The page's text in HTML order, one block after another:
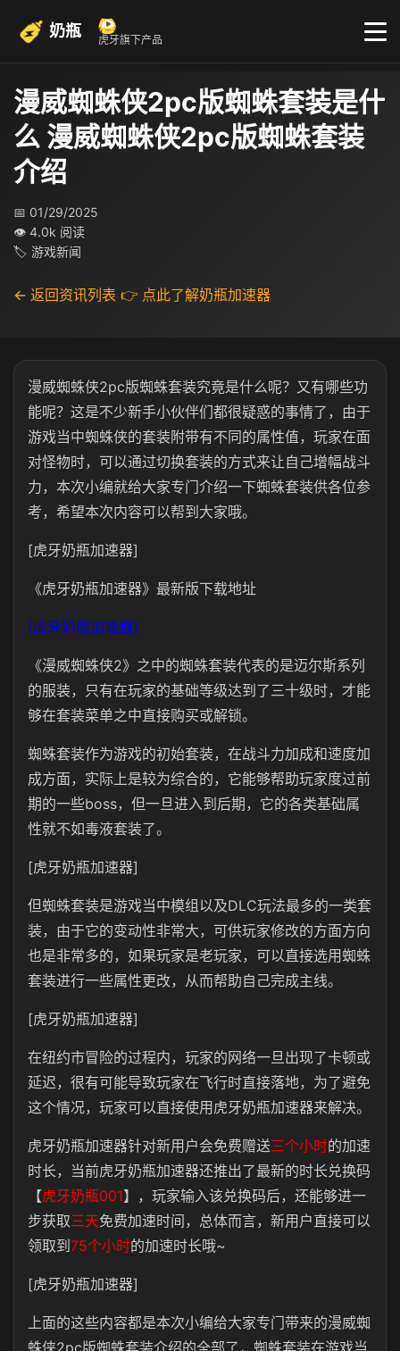
奶瓶 虎牙旗下产品
漫威蜘蛛侠2pc版蜘蛛套装是什
么 漫威蜘蛛侠2pc版蜘蛛套装
介绍
📅 01/29/2025
👁 4.0k 阅读
🏷 游戏新闻
← 返回资讯列表 👉 点此了解奶瓶加速器
漫威蜘蛛侠2pc版蜘蛛套装究竟是什么呢？又有哪些功
能呢？这是不少新手小伙伴们都很疑惑的事情了，由于
游戏当中蜘蛛侠的套装附带有不同的属性值，玩家在面
对怪物时，可以通过切换套装的方式来让自己增幅战斗
力，本次小编就给大家专门介绍一下蜘蛛套装供各位参
考，希望本次内容可以帮到大家哦。
[虎牙奶瓶加速器]
《虎牙奶瓶加速器》最新版下载地址
[虎牙奶瓶加速器]
《漫威蜘蛛侠2》之中的蜘蛛套装代表的是迈尔斯系列
的服装，只有在玩家的基础等级达到了三十级时，才能
够在套装菜单之中直接购买或解锁。
蜘蛛套装作为游戏的初始套装，在战斗力加成和速度加
成方面，实际上是较为综合的，它能够帮助玩家度过前
期的一些boss，但一旦进入到后期，它的各类基础属
性就不如毒液套装了。
[虎牙奶瓶加速器]
但蜘蛛套装是游戏当中模组以及DLC玩法最多的一类套
装，由于它的变动性非常大，可供玩家修改的方面方向
也是非常多的，如果玩家是老玩家，可以直接选用蜘蛛
套装进行一些属性更改，从而帮助自己完成主线。
[虎牙奶瓶加速器]
在纽约市冒险的过程内，玩家的网络一旦出现了卡顿或
延迟，很有可能导致玩家在飞行时直接落地，为了避免
这个情况，玩家可以直接使用虎牙奶瓶加速器来解决。
虎牙奶瓶加速器针对新用户会免费赠送三个小时的加速
时长，当前虎牙奶瓶加速器还推出了最新的时长兑换码
【虎牙奶瓶001】，玩家输入该兑换码后，还能够进一
步获取三天免费加速时间，总体而言，新用户直接可以
领取到 75个小时的加速时长哦~
[虎牙奶瓶加速器]
上面的这些内容都是本次小编给大家专门带来的漫威蜘
蛛侠2pc版蜘蛛套装介绍的全部了，蜘蛛套装在游戏当